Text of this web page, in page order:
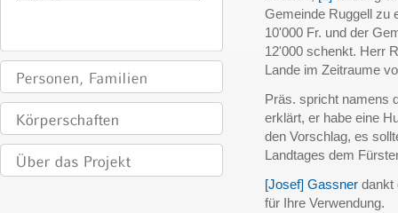
Gemeinde Ruggell zu
10'000 Fr. und der
12'000 schenkt. Herr
Lande im Zeitraume
Präs. spricht namens
erklärt, er habe eine
den Vorschlag, es
Landtages dem
[Josef] Gassner dankt
für Ihre Verwendung.